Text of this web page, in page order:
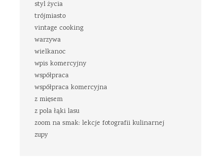
styl życia
trójmiasto
vintage cooking
warzywa
wielkanoc
wpis komercyjny
współpraca
współpraca komercyjna
z mięsem
z pola łąki lasu
zoom na smak: lekcje fotografii kulinarnej
zupy